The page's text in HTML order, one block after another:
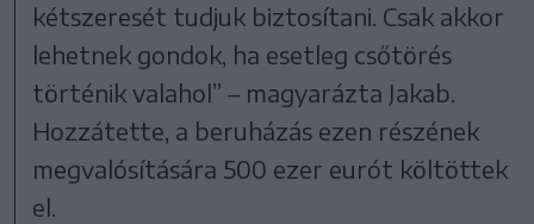
kétszeresét tudjuk biztosítani. Csak akkor
lehetnek gondok, ha esetleg csőtörés
történik valahol” – magyarázta Jakab.
Hozzátette, a beruházás ezen részének
megvalósítására 500 ezer eurót költöttek
el.